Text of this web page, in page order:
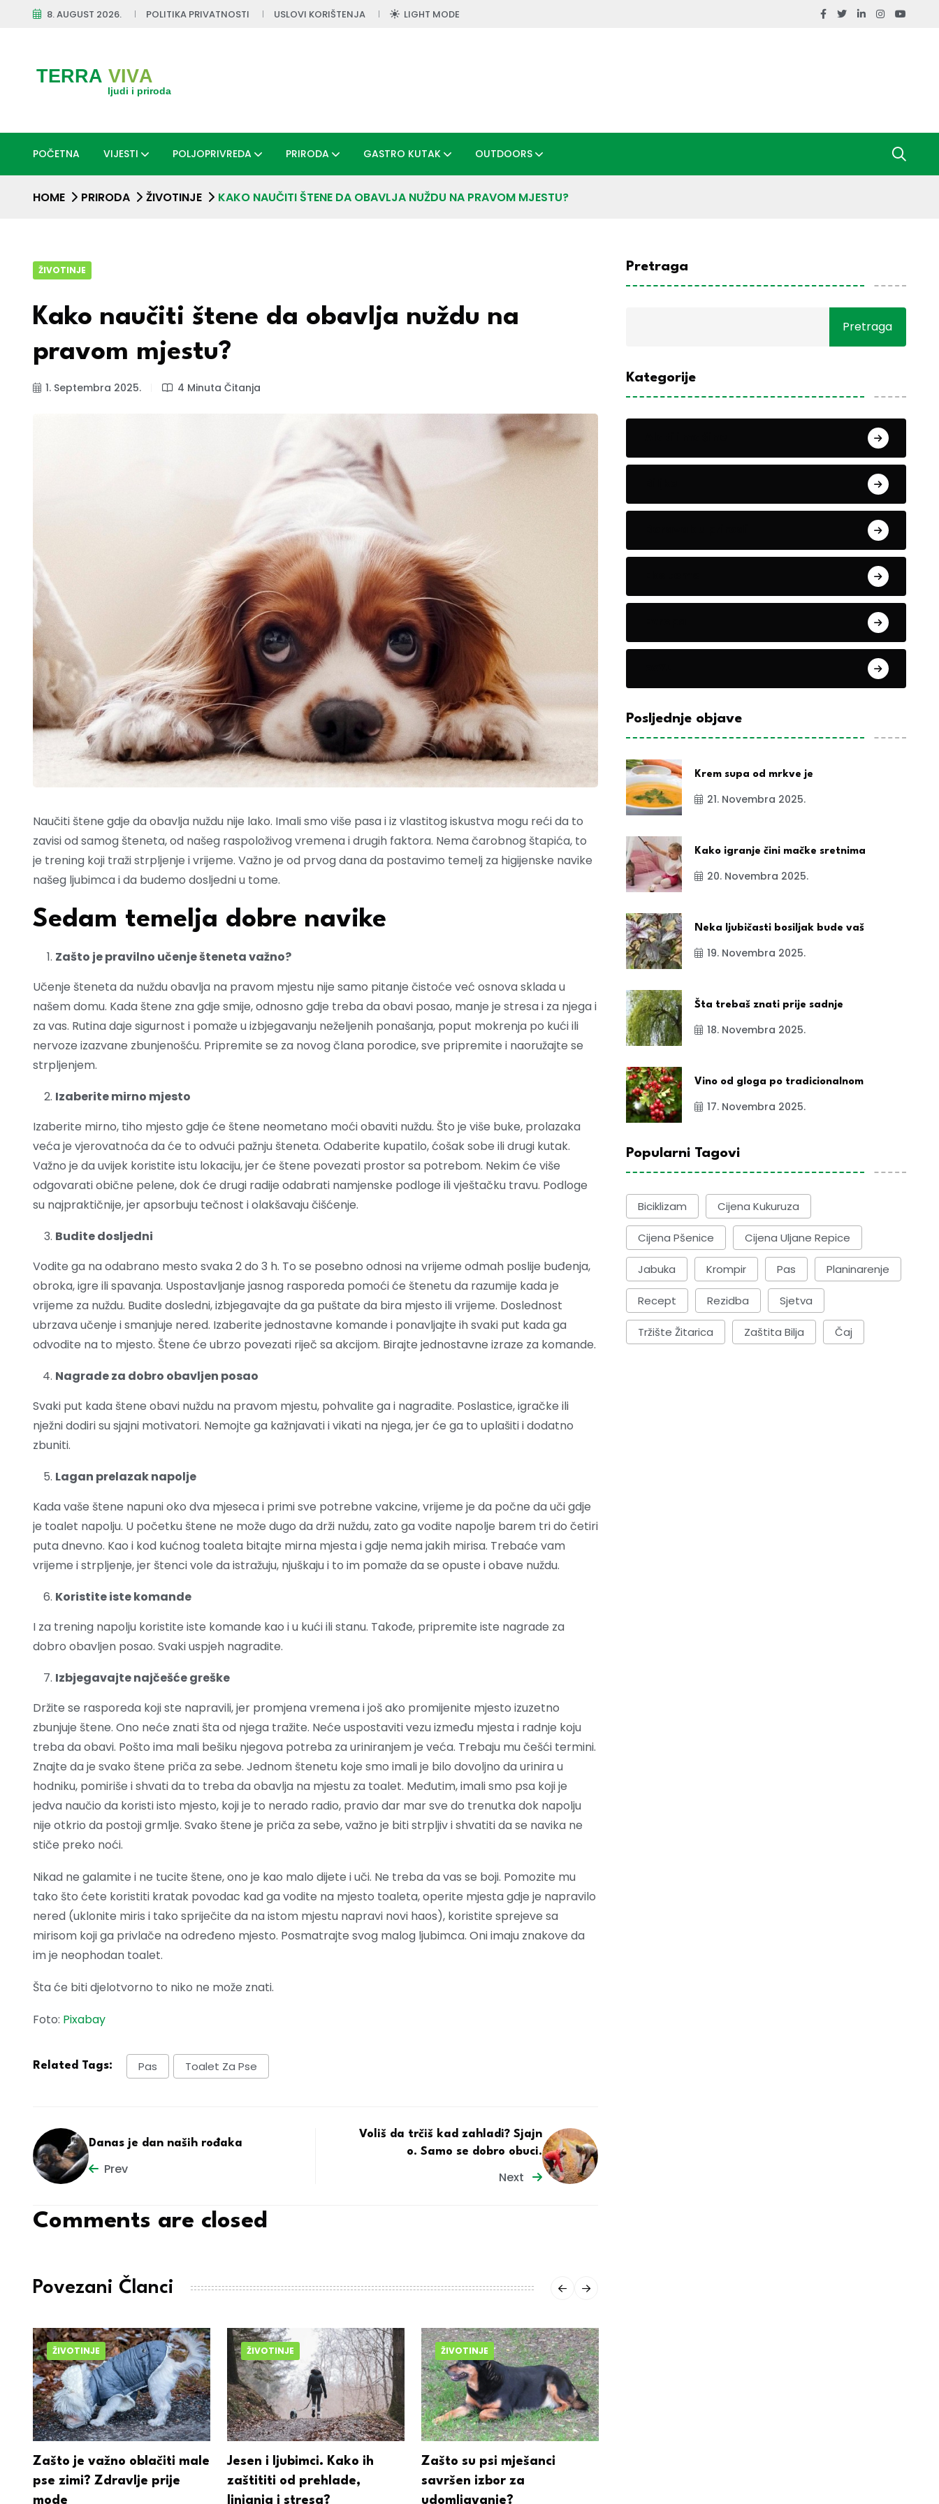
8. AUGUST 2026. POLITIKA PRIVATNOSTI USLOVI KORIŠTENJA LIGHT MODE
POČETNA VIJESTI POLJOPRIVREDA PRIRODA GASTRO KUTAK OUTDOORS
HOME PRIRODA ŽIVOTINJE KAKO NAUČITI ŠTENE DA OBAVLJA NUŽDU NA PRAVOM MJESTU?
ŽIVOTINJE
Kako naučiti štene da obavlja nuždu na
pravom mjestu?
1. Septembra 2025. 4 Minuta Čitanja
Naučiti štene gdje da obavlja nuždu nije lako. Imali smo više pasa i iz vlastitog iskustva mogu reći da to
zavisi od samog šteneta, od našeg raspoloživog vremena i drugih faktora. Nema čarobnog štapića, to
je trening koji traži strpljenje i vrijeme. Važno je od prvog dana da postavimo temelj za higijenske navike
našeg ljubimca i da budemo dosljedni u tome.
Sedam temelja dobre navike
Zašto je pravilno učenje šteneta važno?
Učenje šteneta da nuždu obavlja na pravom mjestu nije samo pitanje čistoće već osnova sklada u
našem domu. Kada štene zna gdje smije, odnosno gdje treba da obavi posao, manje je stresa i za njega i
za vas. Rutina daje sigurnost i pomaže u izbjegavanju neželjenih ponašanja, poput mokrenja po kući ili
nervoze izazvane zbunjenošću. Pripremite se za novog člana porodice, sve pripremite i naoružajte se
strpljenjem.
Izaberite mirno mjesto
Izaberite mirno, tiho mjesto gdje će štene neometano moći obaviti nuždu. Što je više buke, prolazaka
veća je vjerovatnoća da će to odvući pažnju šteneta. Odaberite kupatilo, ćošak sobe ili drugi kutak.
Važno je da uvijek koristite istu lokaciju, jer će štene povezati prostor sa potrebom. Nekim će više
odgovarati obične pelene, dok će drugi radije odabrati namjenske podloge ili vještačku travu. Podloge
su najpraktičnije, jer apsorbuju tečnost i olakšavaju čišćenje.
Budite dosljedni
Vodite ga na odabrano mesto svaka 2 do 3 h. To se posebno odnosi na vrijeme odmah poslije buđenja,
obroka, igre ili spavanja. Uspostavljanje jasnog rasporeda pomoći će štenetu da razumije kada je
vrijeme za nuždu. Budite dosledni, izbjegavajte da ga puštate da bira mjesto ili vrijeme. Doslednost
ubrzava učenje i smanjuje nered. Izaberite jednostavne komande i ponavljajte ih svaki put kada ga
odvodite na to mjesto. Štene će ubrzo povezati riječ sa akcijom. Birajte jednostavne izraze za komande.
Nagrade za dobro obavljen posao
Svaki put kada štene obavi nuždu na pravom mjestu, pohvalite ga i nagradite. Poslastice, igračke ili
nježni dodiri su sjajni motivatori. Nemojte ga kažnjavati i vikati na njega, jer će ga to uplašiti i dodatno
zbuniti.
Lagan prelazak napolje
Kada vaše štene napuni oko dva mjeseca i primi sve potrebne vakcine, vrijeme je da počne da uči gdje
je toalet napolju. U početku štene ne može dugo da drži nuždu, zato ga vodite napolje barem tri do četiri
puta dnevno. Kao i kod kućnog toaleta bitajte mirna mjesta i gdje nema jakih mirisa. Trebaće vam
vrijeme i strpljenje, jer štenci vole da istražuju, njuškaju i to im pomaže da se opuste i obave nuždu.
Koristite iste komande
I za trening napolju koristite iste komande kao i u kući ili stanu. Takođe, pripremite iste nagrade za
dobro obavljen posao. Svaki uspjeh nagradite.
Izbjegavajte najčešće greške
Držite se rasporeda koji ste napravili, jer promjena vremena i još ako promijenite mjesto izuzetno
zbunjuje štene. Ono neće znati šta od njega tražite. Neće uspostaviti vezu između mjesta i radnje koju
treba da obavi. Pošto ima mali bešiku njegova potreba za uriniranjem je veća. Trebaju mu češći termini.
Znajte da je svako štene priča za sebe. Jednom štenetu koje smo imali je bilo dovoljno da urinira u
hodniku, pomiriše i shvati da to treba da obavlja na mjestu za toalet. Međutim, imali smo psa koji je
jedva naučio da koristi isto mjesto, koji je to nerado radio, pravio dar mar sve do trenutka dok napolju
nije otkrio da postoji grmlje. Svako štene je priča za sebe, važno je biti strpljiv i shvatiti da se navika ne
stiče preko noći.
Nikad ne galamite i ne tucite štene, ono je kao malo dijete i uči. Ne treba da vas se boji. Pomozite mu
tako što ćete koristiti kratak povodac kad ga vodite na mjesto toaleta, operite mjesta gdje je napravilo
nered (uklonite miris i tako spriječite da na istom mjestu napravi novi haos), koristite sprejeve sa
mirisom koji ga privlače na određeno mjesto. Posmatrajte svog malog ljubimca. Oni imaju znakove da
im je neophodan toalet.
Šta će biti djelotvorno to niko ne može znati.
Foto: Pixabay
Related Tags: Pas Toalet Za Pse
Danas je dan naših rođaka
Prev
Voliš da trčiš kad zahladi? Sjajn
o. Samo se dobro obuci.
Next
Comments are closed
Povezani Članci
ŽIVOTINJE
Zašto je važno oblačiti male
pse zimi? Zdravlje prije
mode
ŽIVOTINJE
Jesen i ljubimci. Kako ih
zaštititi od prehlade,
linjanja i stresa?
ŽIVOTINJE
Zašto su psi mješanci
savršen izbor za
udomljavanje?
Pretraga
Pretraga
Kategorije
Posljednje objave
Krem supa od mrkve je
21. Novembra 2025.
Kako igranje čini mačke sretnima
20. Novembra 2025.
Neka ljubičasti bosiljak bude vaš
19. Novembra 2025.
Šta trebaš znati prije sadnje
18. Novembra 2025.
Vino od gloga po tradicionalnom
17. Novembra 2025.
Popularni Tagovi
Biciklizam Cijena Kukuruza
Cijena Pšenice Cijena Uljane Repice
Jabuka Krompir Pas Planinarenje
Recept Rezidba Sjetva
Tržište Žitarica Zaštita Bilja Čaj